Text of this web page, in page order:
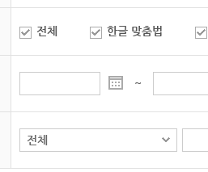
전체 한글 맞춤법
~